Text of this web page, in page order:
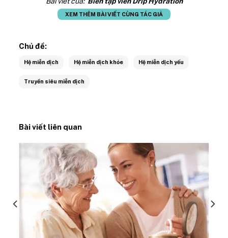
XEM THÊM BÀI VIẾT CÙNG TÁC GIẢ
Chủ đề:
Hệ miễn dịch Hệ miễn dịch khỏe Hệ miễn dịch yếu
Truyền siêu miễn dịch
Bài viết liên quan